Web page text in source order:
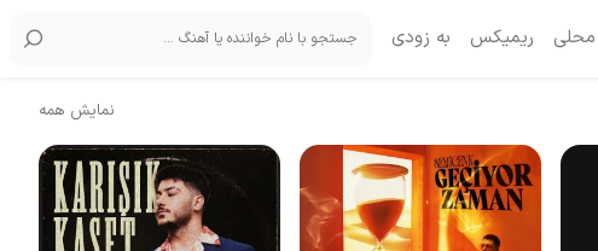
محلی ریمیکس به زودی
نمایش همه